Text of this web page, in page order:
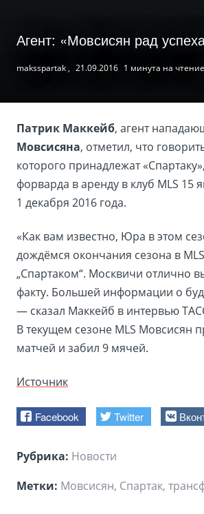
Агент: «Мовсисян рад
maksspartak , 21.09.2016 1 минута на чтение
Патрик Маккейб, агент
Мовсисяна, отметил, что
которого принадлежат
форварда в аренду в клуб MLS 15
1 декабря 2016 года.
«Как вам известно, Юра в этом
дождёмся окончания сезона в
„Спартаком“. Москвичи отлично
факту. Большей информации о
— сказал Маккейб в интервью
В текущем сезоне MLS Мовсисян
матчей и забил 9 мячей.
Источник
Facebook Twitter
Рубрика: Новости
Метки: Мовсисян, Спартак,